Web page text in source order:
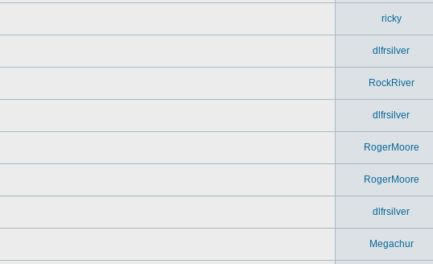
ricky
dlfrsilver
RockRiver
dlfrsilver
RogerMoore
RogerMoore
dlfrsilver
Megachur